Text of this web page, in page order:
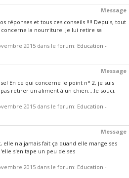
Message
réponses et tous ces conseils !!!! Depuis, tout
concerne la nourriture. Je lui retire sa
2015 dans le forum: Education -
Message
En ce qui concerne le point n° 2, je suis
retirer un aliment à un chien....le souci,
2015 dans le forum: Education -
Message
elle n'a jamais fait ça quand elle mange ses
s'en tape un peu de ses
2015 dans le forum: Education -